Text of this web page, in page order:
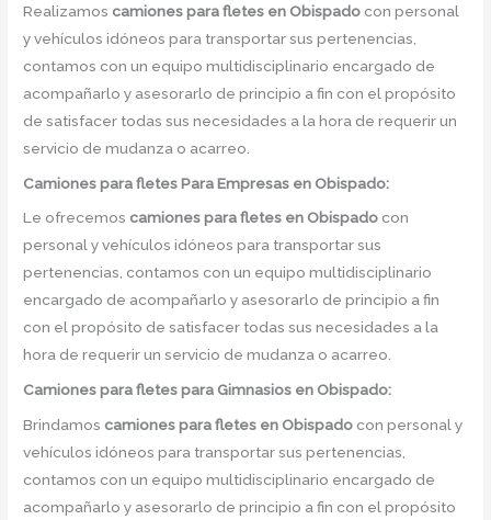
Realizamos camiones para fletes en Obispado con personal
y vehículos idóneos para transportar sus pertenencias,
contamos con un equipo multidisciplinario encargado de
acompañarlo y asesorarlo de principio a fin con el propósito
de satisfacer todas sus necesidades a la hora de requerir un
servicio de mudanza o acarreo.
Camiones para fletesPara Empresas en Obispado:
Le ofrecemos camiones para fletes en Obispado con
personal y vehículos idóneos para transportar sus
pertenencias, contamos con un equipo multidisciplinario
encargado de acompañarlo y asesorarlo de principio a fin
con el propósito de satisfacer todas sus necesidades a la
hora de requerir un servicio de mudanza o acarreo.
Camiones para fletespara Gimnasios en Obispado:
Brindamos camiones para fletes en Obispado con personal y
vehículos idóneos para transportar sus pertenencias,
contamos con un equipo multidisciplinario encargado de
acompañarlo y asesorarlo de principio a fin con el propósito